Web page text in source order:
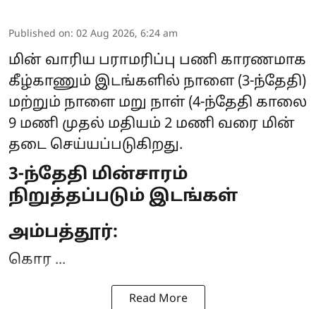
Published on: 02 Aug 2026, 6:24 am
மின் வாரிய பராமரிப்பு பணி காரணமாக
கீழ்காணும் இடங்களில் நாளை (3-ந்தேதி)
மற்றும் நாளை மறு நாள் (4-ந்தேதி காலை
9 மணி முதல் மதியம் 2 மணி வரை மின்
தடை செய்யப்படுகிறது.
3-ந்தேதி மின்சாரம்
நிறுத்தப்படும் இடங்கள்
அம்பத்தூர்:
கொர ...
Read More